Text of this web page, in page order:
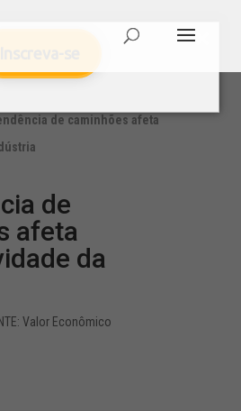
de caminhões afeta
de
afeta
da
Valor Econômico